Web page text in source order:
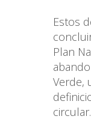
Estos
Plan
Verde,
circular.